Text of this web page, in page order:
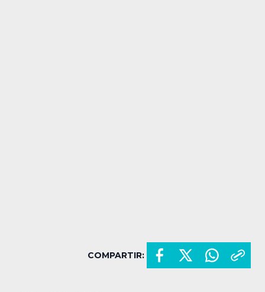
COMPARTIR: